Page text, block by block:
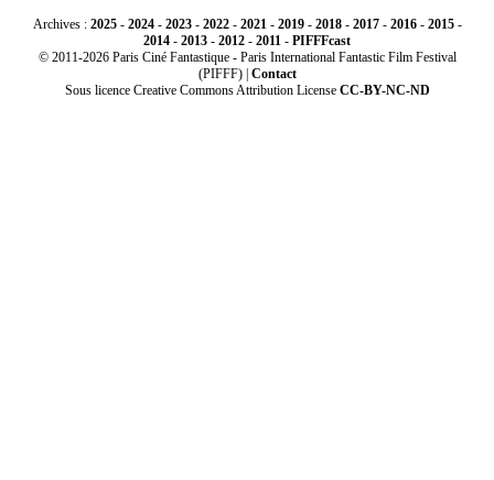
Archives : 2025- 2024- 2023- 2022- 2021- 2019- 2018- 2017- 2016- 2015-
2014 - 2013 - 2012 - 2011 - PIFFFcast
© 2011-2026 Paris Ciné Fantastique - Paris International Fantastic Film Festival
(PIFFF) | Contact
Sous licence Creative Commons Attribution License CC-BY-NC-ND